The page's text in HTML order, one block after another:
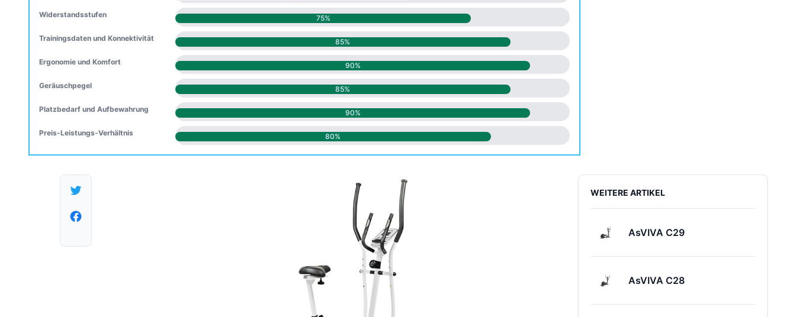
Widerstandsstufen 75%
Trainingsdaten und Konnektivität 85%
Ergonomie und Komfort 90%
Geräuschpegel 85%
Platzbedarf und Aufbewahrung 90%
Preis-Leistungs-Verhältnis 80%
Sidebar
WEITERE ARTIKEL
AsVIVA C29
AsVIVA C28